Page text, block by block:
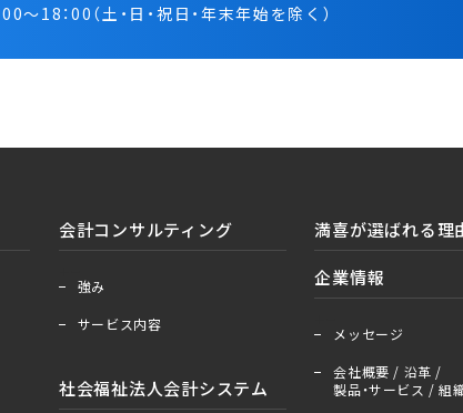
00～18：00（土・日・祝日・年末年始を除く）
会計コンサルティング
強み
サービス内容
社会福祉法人会計システム
満喜が選ばれる理
企業情報
メッセージ
会社概要 / 沿革 /
製品・サービス / 組